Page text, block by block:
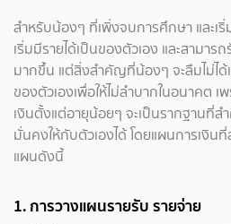
สำหรับน้องๆ ที่เพิ่งจบการศึกษา และเริ่
เริ่มมีรายได้เป็นของตัวเอง และสามา
มากขึ้น แต่สิ่งสำคัญที่น้องๆ จะลืมไม่ได้
ของตัวเองเพื่อให้ไม่ลำบากในอนาคต เ
เงินตั้งแต่อายุน้อยๆ จะเป็นรากฐานที่
มั่นคงให้กับตัวเองได้ โดยแผนการเงิน
แผนดังนี้
1. การวางแผนรายรับ รายจ่าย